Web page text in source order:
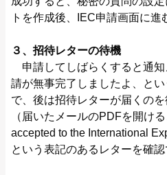
トを作成後、IEC申請画面に進
３、招待レターの待機
申請してしばらくすると通知
請が無事完了しましたよ、と
で、後は招待レターが届くのを
（届いたメールのPDFを開け
accepted to the International
という表記のあるレターを確認